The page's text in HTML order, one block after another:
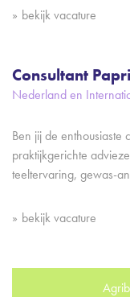
bekijk vacature
Consultant
Nederland en
Ben jij de enthousiaste
praktijkgerichte
teeltervaring, gewas-
bekijk vacature